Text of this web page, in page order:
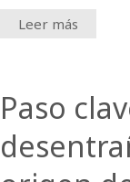
Leer más
Paso